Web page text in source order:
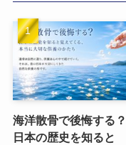
海洋散骨で​後悔する？​
日本の​歴史を​知ると​